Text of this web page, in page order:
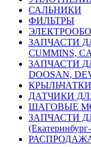
САЛЬНИКИ
ФИЛЬТРЫ
ЗАПЧАСТИ
CUMMINS,
ЗАПЧАСТИ
DOOSAN,
ДАТЧИКИ
ШАГОВЫЕ
ЗАПЧАСТИ